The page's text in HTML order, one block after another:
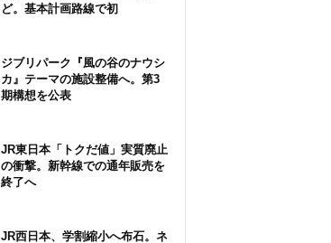
ど。基本計画路線で初
ジブリパーク『風の谷のナウシ
カ』テーマの施設整備へ。第3
期構想を公表
JR東日本「トクだ値」実質廃止
の衝撃。新幹線での通年販売を
終了へ
JR西日本、学割縮小へ布石。ネ